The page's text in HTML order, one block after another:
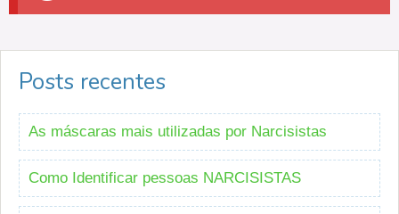
Posts recentes
As máscaras mais utilizadas por Narcisistas
Como Identificar pessoas NARCISISTAS